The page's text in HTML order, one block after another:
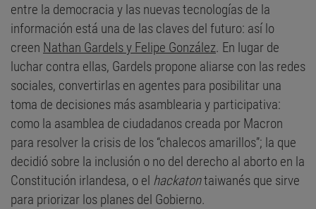
entre la democracia y las nuevas tecnologías de la
información está una de las claves del futuro: así lo
creen Nathan Gardels y Felipe González. En lugar de
luchar contra ellas, Gardels propone aliarse con las redes
sociales, convertirlas en agentes para posibilitar una
toma de decisiones más asamblearia y participativa:
como la asamblea de ciudadanos creada por Macron
para resolver la crisis de los “chalecos amarillos”; la que
decidió sobre la inclusión o no del derecho al aborto en la
Constitución irlandesa, o el hackatontaiwanés que sirve
para priorizar los planes del Gobierno.